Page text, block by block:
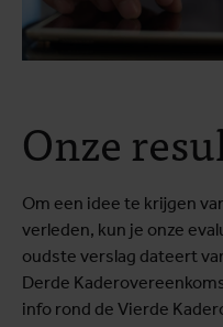
Onze
Om een idee te krijgen
verleden, kun je onze
oudste verslag dateert
Derde
info rond de Vierde